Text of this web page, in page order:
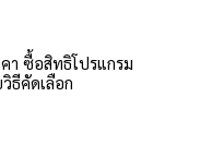
า ซื้อสิทธิโปรแกรม
ธีคัดเลือก